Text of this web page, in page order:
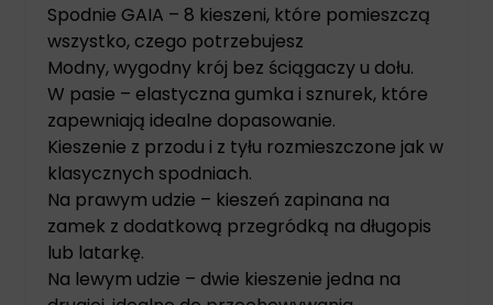
Spodnie GAIA – 8 kieszeni, które pomieszczą
wszystko, czego potrzebujesz
Modny, wygodny krój bez ściągaczy u dołu.
W pasie – elastyczna gumka i sznurek, które
zapewniają idealne dopasowanie.
Kieszenie z przodu i z tyłu rozmieszczone jak w
klasycznych spodniach.
Na prawym udzie – kieszeń zapinana na
zamek z dodatkową przegródką na długopis
lub latarkę.
Na lewym udzie – dwie kieszenie jedna na